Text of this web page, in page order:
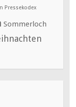
Pressekodex
Sommerloch